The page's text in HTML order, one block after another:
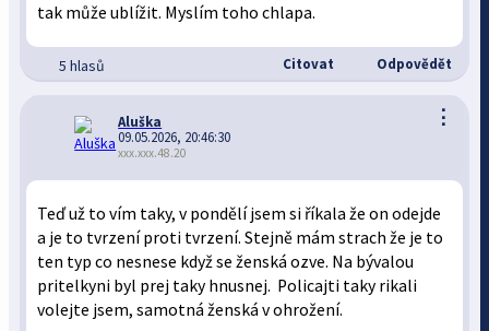
tak může ublížit. Myslím toho chlapa.
5 hlasů Citovat Odpovědět
⋮
Aluška
09.05.2026, 20:46:30
xxx.xxx.48.20
Teď už to vím taky, v pondělí jsem si říkala že on odejde
a je to tvrzení proti tvrzení. Stejně mám strach že je to
ten typ co nesnese když se ženská ozve. Na bývalou
pritelkyni byl prej taky hnusnej. Policajti taky rikali
volejte jsem, samotná ženská v ohrožení.